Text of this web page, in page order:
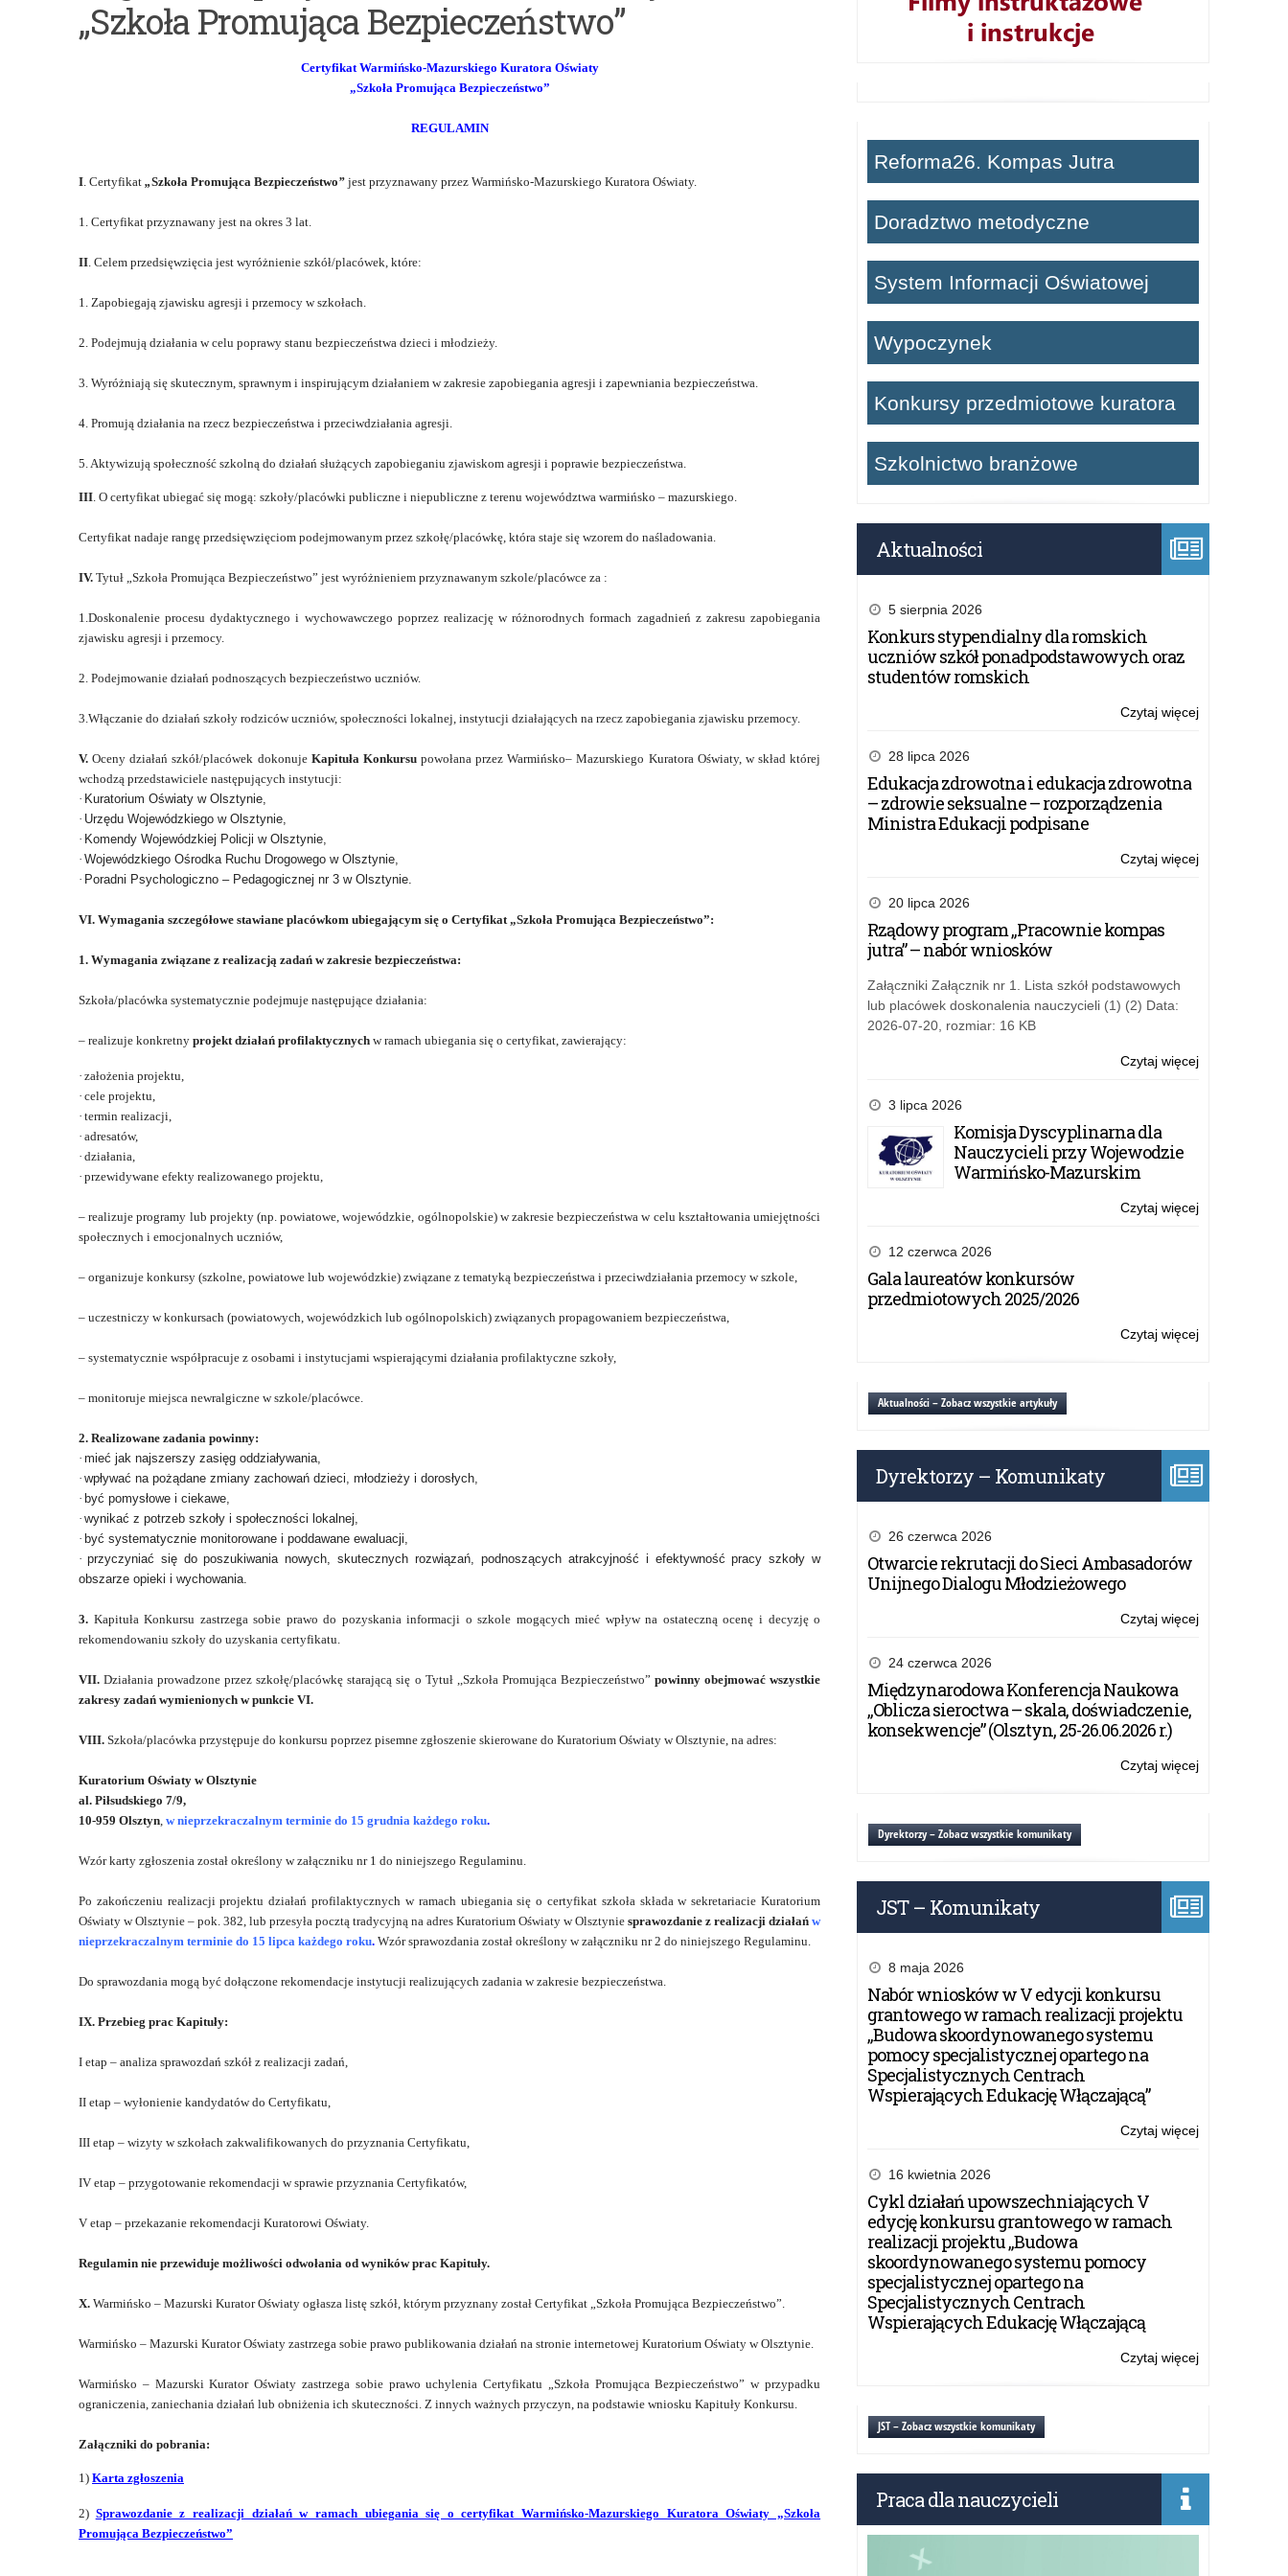
„Szkoła Promująca Bezpieczeństwo”
Certyfikat Warmińsko-Mazurskiego Kuratora Oświaty
„Szkoła Promująca Bezpieczeństwo”
REGULAMIN
I. Certyfikat „Szkoła Promująca Bezpieczeństwo” jest przyznawany przez Warmińsko-Mazurskiego Kuratora Oświaty.
1. Certyfikat przyznawany jest na okres 3 lat.
II. Celem przedsięwzięcia jest wyróżnienie szkół/placówek, które:
1. Zapobiegają zjawisku agresji i przemocy w szkołach.
2. Podejmują działania w celu poprawy stanu bezpieczeństwa dzieci i młodzieży.
3. Wyróżniają się skutecznym, sprawnym i inspirującym działaniem w zakresie zapobiegania agresji i zapewniania bezpieczeństwa.
4. Promują działania na rzecz bezpieczeństwa i przeciwdziałania agresji.
5. Aktywizują społeczność szkolną do działań służących zapobieganiu zjawiskom agresji i poprawie bezpieczeństwa.
III. O certyfikat ubiegać się mogą: szkoły/placówki publiczne i niepubliczne z terenu województwa warmińsko – mazurskiego.
Certyfikat nadaje rangę przedsięwzięciom podejmowanym przez szkołę/placówkę, która staje się wzorem do naśladowania.
IV. Tytuł „Szkoła Promująca Bezpieczeństwo” jest wyróżnieniem przyznawanym szkole/placówce za :
1.Doskonalenie procesu dydaktycznego i wychowawczego poprzez realizację w różnorodnych formach zagadnień z zakresu zapobiegania
zjawisku agresji i przemocy.
2. Podejmowanie działań podnoszących bezpieczeństwo uczniów.
3.Włączanie do działań szkoły rodziców uczniów, społeczności lokalnej, instytucji działających na rzecz zapobiegania zjawisku przemocy.
V. Oceny działań szkół/placówek dokonuje Kapituła Konkursupowołana przez Warmińsko– Mazurskiego Kuratora Oświaty, w skład której
wchodzą przedstawiciele następujących instytucji:
· Kuratorium Oświaty w Olsztynie,
· Urzędu Wojewódzkiego w Olsztynie,
· Komendy Wojewódzkiej Policji w Olsztynie,
· Wojewódzkiego Ośrodka Ruchu Drogowego w Olsztynie,
· Poradni Psychologiczno – Pedagogicznej nr 3 w Olsztynie.
VI. Wymagania szczegółowe stawiane placówkom ubiegającym się o Certyfikat „Szkoła Promująca Bezpieczeństwo”:
1. Wymagania związane z realizacją zadań w zakresie bezpieczeństwa:
Szkoła/placówka systematycznie podejmuje następujące działania:
– realizuje konkretny projekt działań profilaktycznych w ramach ubiegania się o certyfikat, zawierający:
· założenia projektu,
· cele projektu,
· termin realizacji,
· adresatów,
· działania,
· przewidywane efekty realizowanego projektu,
– realizuje programy lub projekty (np. powiatowe, wojewódzkie, ogólnopolskie) w zakresie bezpieczeństwa w celu kształtowania umiejętności
społecznych i emocjonalnych uczniów,
– organizuje konkursy (szkolne, powiatowe lub wojewódzkie) związane z tematyką bezpieczeństwa i przeciwdziałania przemocy w szkole,
– uczestniczy w konkursach (powiatowych, wojewódzkich lub ogólnopolskich) związanych propagowaniem bezpieczeństwa,
– systematycznie współpracuje z osobami i instytucjami wspierającymi działania profilaktyczne szkoły,
– monitoruje miejsca newralgiczne w szkole/placówce.
2. Realizowane zadania powinny:
· mieć jak najszerszy zasięg oddziaływania,
· wpływać na pożądane zmiany zachowań dzieci, młodzieży i dorosłych,
· być pomysłowe i ciekawe,
· wynikać z potrzeb szkoły i społeczności lokalnej,
· być systematycznie monitorowane i poddawane ewaluacji,
· przyczyniać się do poszukiwania nowych, skutecznych rozwiązań, podnoszących atrakcyjność i efektywność pracy szkoły w
obszarze opieki i wychowania.
3. Kapituła Konkursu zastrzega sobie prawo do pozyskania informacji o szkole mogących mieć wpływ na ostateczną ocenę i decyzję o
rekomendowaniu szkoły do uzyskania certyfikatu.
VII. Działania prowadzone przez szkołę/placówkę starającą się o Tytuł ,,Szkoła Promująca Bezpieczeństwo” powinny obejmować wszystkie
zakresy zadań wymienionych w punkcie VI.
VIII. Szkoła/placówka przystępuje do konkursu poprzez pisemne zgłoszenie skierowane do Kuratorium Oświaty w Olsztynie, na adres:
Kuratorium Oświaty w Olsztynie
al. Piłsudskiego 7/9,
10-959 Olsztyn, w nieprzekraczalnym terminie do 15 grudnia każdego roku.
Wzór karty zgłoszenia został określony w załączniku nr 1 do niniejszego Regulaminu.
Po zakończeniu realizacji projektu działań profilaktycznych w ramach ubiegania się o certyfikat szkoła składa w sekretariacie Kuratorium
Oświaty w Olsztynie – pok. 382, lub przesyła pocztą tradycyjną na adres Kuratorium Oświaty w Olsztyniesprawozdanie z realizacji działańw
nieprzekraczalnym terminie do 15 lipca każdego roku. Wzór sprawozdania został określony w załączniku nr 2 do niniejszego Regulaminu.
Do sprawozdania mogą być dołączone rekomendacje instytucji realizujących zadania w zakresie bezpieczeństwa.
IX. Przebieg prac Kapituły:
I etap – analiza sprawozdań szkół z realizacji zadań,
II etap – wyłonienie kandydatów do Certyfikatu,
III etap – wizyty w szkołach zakwalifikowanych do przyznania Certyfikatu,
IV etap – przygotowanie rekomendacji w sprawie przyznania Certyfikatów,
V etap – przekazanie rekomendacji Kuratorowi Oświaty.
Regulamin nie przewiduje możliwości odwołania od wyników prac Kapituły.
X. Warmińsko – Mazurski Kurator Oświaty ogłasza listę szkół, którym przyznany został Certyfikat „Szkoła Promująca Bezpieczeństwo”.
Warmińsko – Mazurski Kurator Oświaty zastrzega sobie prawo publikowania działań na stronie internetowej Kuratorium Oświaty w Olsztynie.
Warmińsko – Mazurski Kurator Oświaty zastrzega sobie prawo uchylenia Certyfikatu „Szkoła Promująca Bezpieczeństwo” w przypadku
ograniczenia, zaniechania działań lub obniżenia ich skuteczności. Z innych ważnych przyczyn, na podstawie wniosku Kapituły Konkursu.
Załączniki do pobrania:
1) Karta zgłoszenia
2) Sprawozdanie z realizacji działań w ramach ubiegania się o certyfikat Warmińsko-Mazurskiego Kuratora Oświaty „Szkoła
Promująca Bezpieczeństwo”
Warmińsko-
Wierna
Reforma26. Kompas Jutra
Doradztwo metodyczne
System Informacji Oświatowej
Wypoczynek
Konkursy przedmiotowe kuratora
Szkolnictwo branżowe
Aktualności
5 sierpnia 2026
Konkurs stypendialny dla romskich
uczniów szkół ponadpodstawowych oraz
studentów romskich
Czytaj więcej
28 lipca 2026
Edukacja zdrowotna i edukacja zdrowotna
– zdrowie seksualne – rozporządzenia
Ministra Edukacji podpisane
Czytaj więcej
20 lipca 2026
Rządowy program „Pracownie kompas
jutra” – nabór wniosków
Załączniki Załącznik nr 1. Lista szkół podstawowych
lub placówek doskonalenia nauczycieli (1) (2) Data:
2026-07-20, rozmiar: 16 KB
Czytaj więcej
3 lipca 2026
Komisja Dyscyplinarna dla
Nauczycieli przy Wojewodzie
Warmińsko-Mazurskim
Czytaj więcej
12 czerwca 2026
Gala laureatów konkursów
przedmiotowych 2025/2026
Czytaj więcej
Promująca
Aktualności – Zobacz wszystkie artykuły
Dyrektorzy – Komunikaty
26 czerwca 2026
Otwarcie rekrutacji do Sieci Ambasadorów
Unijnego Dialogu Młodzieżowego
Czytaj więcej
24 czerwca 2026
Międzynarodowa Konferencja Naukowa
„Oblicza sieroctwa – skala, doświadczenie,
konsekwencje” (Olsztyn, 25-26.06.2026 r.)
Czytaj więcej
Promująca
Dyrektorzy – Zobacz wszystkie komunikaty
JST – Komunikaty
8 maja 2026
Nabór wniosków w V edycji konkursu
grantowego w ramach realizacji projektu
„Budowa skoordynowanego systemu
pomocy specjalistycznej opartego na
Specjalistycznych Centrach
Wspierających Edukację Włączającą”
Czytaj więcej
16 kwietnia 2026
Cykl działań upowszechniających V
edycję konkursu grantowego w ramach
realizacji projektu „Budowa
skoordynowanego systemu pomocy
specjalistycznej opartego na
Specjalistycznych Centrach
Wspierających Edukację Włączającą
Czytaj więcej
Promująca
JST – Zobacz wszystkie komunikaty
Praca dla nauczycieli